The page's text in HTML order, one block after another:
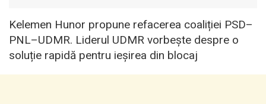
Kelemen Hunor propune refacerea coaliției PSD–
PNL–UDMR. Liderul UDMR vorbește despre o
soluție rapidă pentru ieșirea din blocaj